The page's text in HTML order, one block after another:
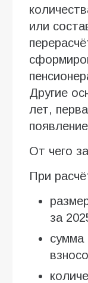
или
Другие
лет,
От чего
При
за
сумма